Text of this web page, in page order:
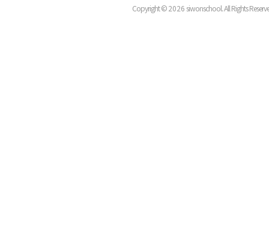
Copyright ©2026 siwonschool. All Rights